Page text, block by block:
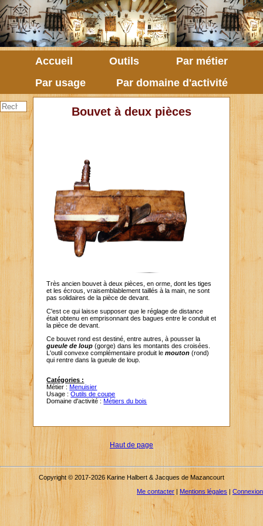
Accueil Outils
Par métier
Par usage
Par domaine d'activité
Bouvet à deux pièces
Très ancien bouvet à deux pièces, en orme, dont les tiges
et les écrous, vraisemblablement taillés à la main, ne sont
pas solidaires de la pièce de devant.
C'est ce qui laisse supposer que le réglage de distance
était obtenu en emprisonnant des bagues entre le conduit et
la pièce de devant.
Ce bouvet rond est destiné, entre autres, à pousser la
gueule de loup (gorge) dans les montants des croisées.
L'outil convexe complémentaire produit lemouton (rond)
qui rentre dans la gueule de loup.
Catégories :
Métier : Menuisier
Usage :Outils de coupe
Domaine d'activité : Métiers du bois
Haut de page
Copyright © 2017-2026 Karine Halbert & Jacques de Mazancourt
Me contacter | Mentions légales | Connexion